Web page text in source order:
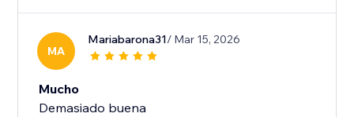
MA
Mariabarona31/ Mar 15, 2026
Mucho
Demasiado buena